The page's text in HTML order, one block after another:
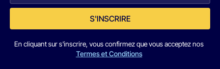
S'INSCRIRE
En cliquant sur s'inscrire, vous confirmez que vous acceptez nos
Termes et Conditions